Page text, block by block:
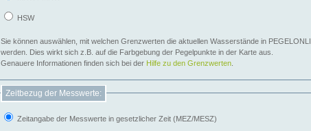
HSW
Sie können auswählen, mit welchen Grenzwerten die aktuellen Wasserstände in
werden. Dies wirkt sich z.B. auf die Farbgebung der Pegelpunkte in der Karte aus.
Genauere Informationen finden sich bei der Hilfe zu den Grenzwerten
Zeitbezug der Messwerte:
Zeitangabe der Messwerte in gesetzlicher Zeit (MEZ/MESZ)